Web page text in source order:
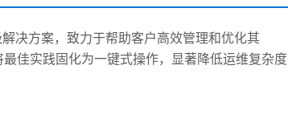
决方案，致力于帮助客户高效管理和优化其
佳实践固化为一键式操作，显著降低运维复杂度